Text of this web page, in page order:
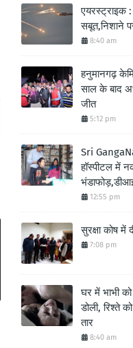
एयरस्ट्राइक
सबूत,निशाने
8:40 am
हनुमानगढ़
साल के बाद
जीत
5:12 pm
Sri
हॉस्पीटल में
12:55 pm
सुरक्षा कोष में
7:08 pm
घर में भाभी
डोली, रिश्ते
तार
8:40 am